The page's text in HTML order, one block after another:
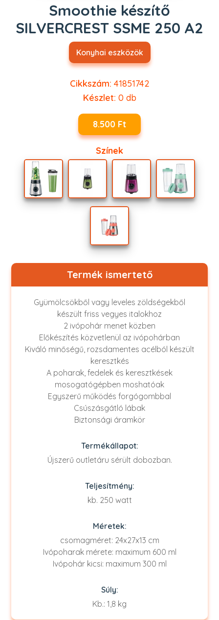
Smoothie készítő
SILVERCREST SSME 250 A2
Konyhai eszközök
Cikkszám: 41851742
Készlet: 0db
8.500 Ft
Színek
Termék ismertető
Gyümölcsökből vagy leveles zöldségekből
készült friss vegyes italokhoz
2 ivópohár menet közben
Előkészítés közvetlenül az ivópohárban
Kiváló minőségű, rozsdamentes acélból készült
keresztkés
A poharak, fedelek és keresztkések
mosogatógépben moshatóak
Egyszerű működés forgógombbal
Csúszásgátló lábak
Biztonsági áramkör
Termékállapot:
Újszerű outletáru sérült dobozban.
Teljesítmény:
kb. 250 watt
Méretek:
csomagméret: 24x27x13 cm
Ivópoharak mérete: maximum 600 ml
Ivópohár kicsi: maximum 300 ml
Súly:
Kb.: 1,8 kg